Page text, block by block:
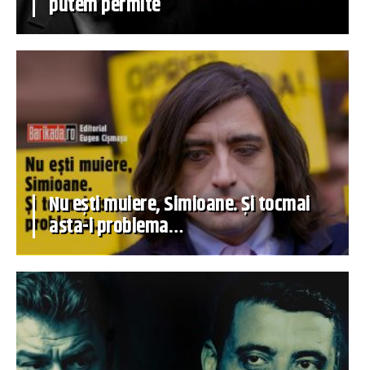
Nu ești muiere, Simioane. Și tocmai
asta-i problema…